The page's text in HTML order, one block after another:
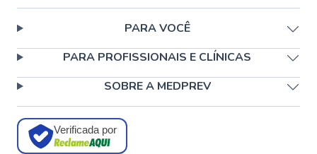
PARA VOCÊ
PARA PROFISSIONAIS E CLÍNICAS
SOBRE A MEDPREV
Verificada por